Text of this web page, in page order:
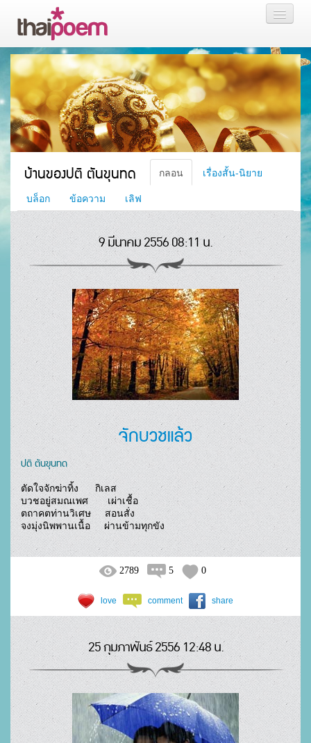
หน้าแรก
เรื่องสั้น นิยาย
บล็อก
สมาชิก
หน้าส่วนตัว
บ้านของปติ ตันขุนทด กลอน
เรื่องสั้น-นิยาย
บล็อก
ข้อความ เลิฟ
9 มีนาคม 2556 08:11 น.
จักบวชแล้ว
ปติ ตันขุนทด
ตัดใจจักฆ่าทิ้ง      กิเลส
บวชอยู่สมณเพศ       เผ่าเชื้อ
ตถาคตท่านวิเศษ     สอนสั่ง
จงมุ่งนิพพานเนื้อ     ผ่านข้ามทุกขัง
2789 5 0
love comment share
25 กุมภาพันธ์ 2556 12:48 น.